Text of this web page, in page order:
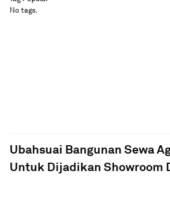
No tags.
Ubahsuai Bangunan Sewa
Untuk Dijadikan Showroom